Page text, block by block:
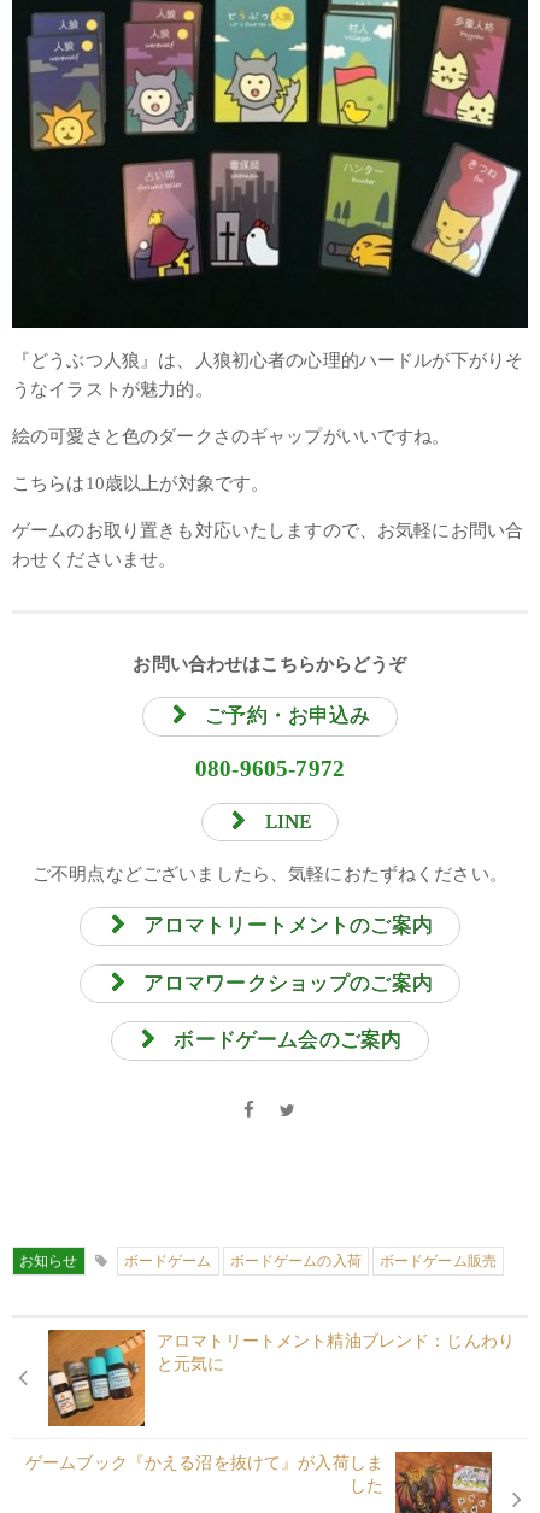
『どうぶつ人狼』は、人狼初心者の心理的ハードルが下がりそ
うなイラストが魅力的。
絵の可愛さと色のダークさのギャップがいいですね。
こちらは10歳以上が対象です。
ゲームのお取り置きも対応いたしますので、お気軽にお問い合
わせくださいませ。
お問い合わせはこちらからどうぞ
ご予約・お申込み
080-9605-7972
LINE
ご不明点などございましたら、気軽におたずねください。
アロマトリートメントのご案内
アロマワークショップのご案内
ボードゲーム会のご案内
お知らせ ボードゲーム ボードゲームの入荷 ボードゲーム販売
アロマトリートメント精油ブレンド：じんわり
と元気に
ゲームブック『かえる沼を抜けて』が入荷しま
した